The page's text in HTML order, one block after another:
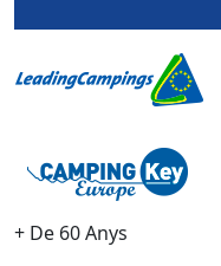
+ De 60 Anys